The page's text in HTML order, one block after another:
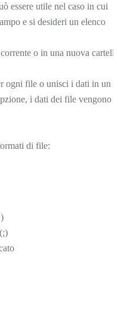
essere utile nel caso in cui
e si desideri un elenco
o in una nuova cartella
ogni file o unisci i dati in un
i dati dei file vengono
di file: